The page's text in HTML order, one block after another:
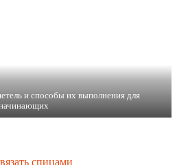
и способы их выполнения для
спицами